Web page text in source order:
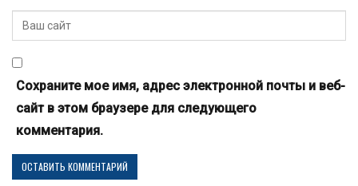
Сохраните мое имя, адрес электронной почты и веб-
сайт в этом браузере для следующего
комментария.